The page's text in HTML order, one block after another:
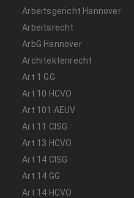
Arbeitsgericht Hannover
Arbeitsrecht
ArbG Hannover
Architektenrecht
Art 1 GG
Art 10 HCVO
Art 101 AEUV
Art 11 CISG
Art 13 HCVO
Art 14 CISG
Art 14 GG
Art 14 HCVO